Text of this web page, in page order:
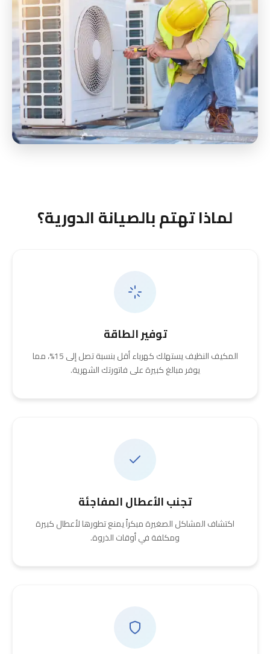
لماذا تهتم بالصيانة الدورية؟
توفير الطاقة
المكيف النظيف يستهلك كهرباء أقل بنسبة تصل إلى 15%، مما
يوفر مبالغ كبيرة على فاتورتك الشهرية.
تجنب الأعطال المفاجئة
اكتشاف المشاكل الصغيرة مبكراً يمنع تطورها لأعطال كبيرة
ومكلفة في أوقات الذروة.